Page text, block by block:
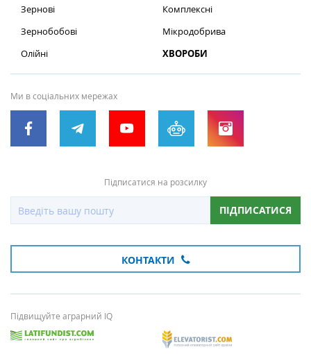
Зернові
Зернобобові
Олійні
Комплексні
Мікродобрива
ХВОРОБИ
Ми в соціальних мережах
Підписатися на розсилку
ПІДПИСАТИСЯ
КОНТАКТИ
Підвищуйте аграрний IQ